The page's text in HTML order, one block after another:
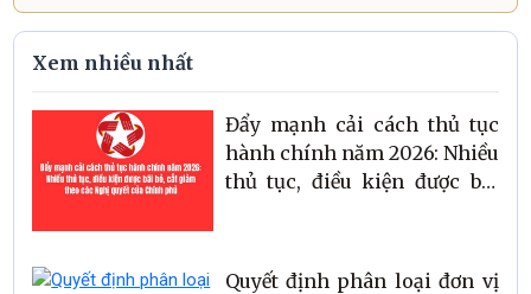
Xem nhiều nhất
Đẩy mạnh cải cách thủ tục
hành chính năm 2026: Nhiều
thủ tục, điều kiện được bãi
Quyết định phân loại đơn vị